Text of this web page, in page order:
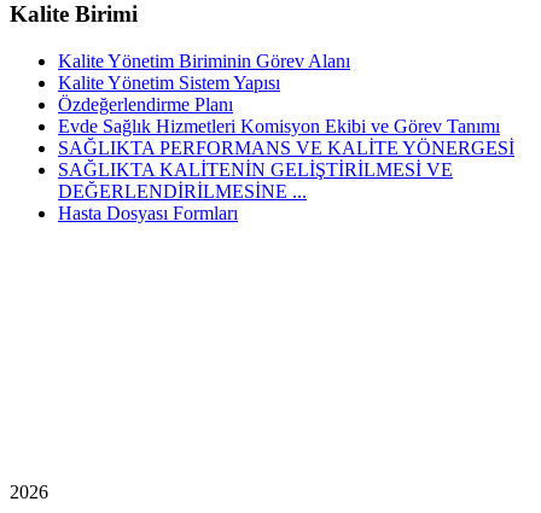
Kalite Birimi
Kalite Yönetim Biriminin Görev Alanı
Kalite Yönetim Sistem Yapısı
Özdeğerlendirme Planı
Evde Sağlık Hizmetleri Komisyon Ekibi ve Görev Tanımı
SAĞLIKTA PERFORMANS VE KALİTE YÖNERGESİ
SAĞLIKTA KALİTENİN GELİŞTİRİLMESİ VE
DEĞERLENDİRİLMESİNE ...
Hasta Dosyası Formları
2026